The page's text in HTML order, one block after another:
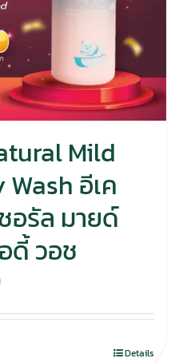
Mild
อีเค
อรัล มายด์
ดี้ วอช
Details